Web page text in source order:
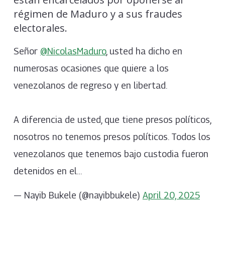
régimen de Maduro y a sus fraudes
electorales.
Señor @NicolasMaduro, usted ha dicho en
numerosas ocasiones que quiere a los
venezolanos de regreso y en libertad.
A diferencia de usted, que tiene presos políticos,
nosotros no tenemos presos políticos. Todos los
venezolanos que tenemos bajo custodia fueron
detenidos en el…
— Nayib Bukele (@nayibbukele) April 20, 2025